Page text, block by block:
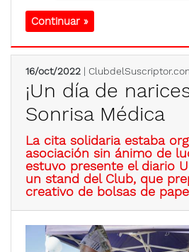
Continuar »
16/oct/2022 |
¡Un día de
Sonrisa Médica
La cita solidaria estaba
asociación sin ánimo de
estuvo presente el diario
un stand del Club, que
creativo de bolsas de